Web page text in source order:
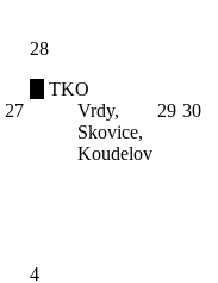
27
28
TKO
Vrdy,
Skovice,
Koudelov
29 30
4